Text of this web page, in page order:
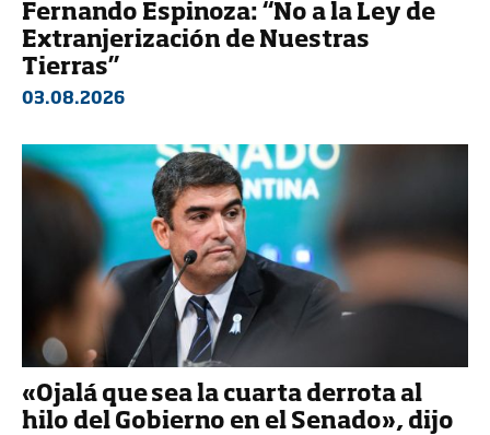
Fernando Espinoza: “No a la Ley de
Extranjerización de Nuestras
Tierras”
03.08.2026
«Ojalá que sea la cuarta derrota al
hilo del Gobierno en el Senado», dijo